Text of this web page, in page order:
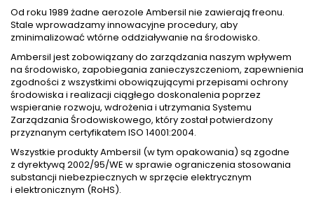
Od roku 1989 żadne aerozole Ambersil nie zawierają freonu.
Stale wprowadzamy innowacyjne procedury, aby
zminimalizować wtórne oddziaływanie na środowisko.
Ambersil jest zobowiązany do zarządzania naszym wpływem
na środowisko, zapobiegania zanieczyszczeniom, zapewnienia
zgodności z wszystkimi obowiązującymi przepisami ochrony
środowiska i realizacji ciągłego doskonalenia poprzez
wspieranie rozwoju, wdrożenia i utrzymania Systemu
Zarządzania Środowiskowego, który został potwierdzony
przyznanym certyfikatem ISO 14001:2004.
Wszystkie produkty Ambersil (w tym opakowania) są zgodne
z dyrektywą 2002/95/WE w sprawie ograniczenia stosowania
substancji niebezpiecznych w sprzęcie elektrycznym
i elektronicznym (RoHS).